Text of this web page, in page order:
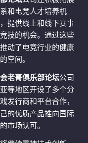
和电竞人才培养机
提供线上和线下赛事
技的机会。通过这些
动了电竞行业的健康
空间。
老哥俱乐部论坛公司
等地区开设了多个分
发行商和平台合作，
的优质产品推向国际
市场认可。